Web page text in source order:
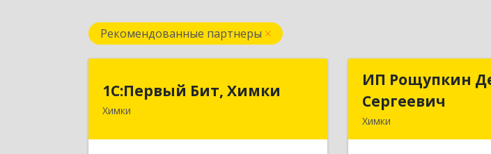
Рекомендованные партнеры
1С:Первый Бит, Химки
Химки
1С:Первый Бит, Химки
141402, Московская обл, г.о. Химки,
ИП Рощупкин
Сергеевич
Химки
ИП